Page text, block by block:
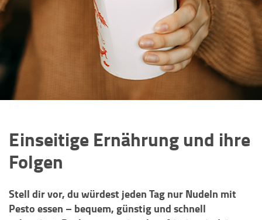
Einseitige Ernährung und ihre
Folgen
Stell dir vor, du würdest jeden Tag nur Nudeln mit
Pesto essen – bequem, günstig und schnell